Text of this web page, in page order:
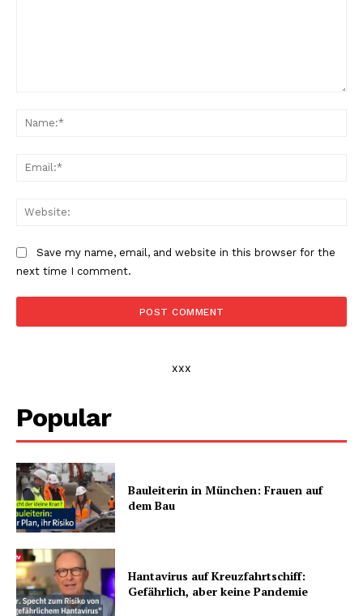
Save my name, email, and website in this browser for the
next time I comment.
xxx
Popular
Bauleiterin in München: Frauen auf
dem Bau
Hantavirus auf Kreuzfahrtschiff:
Gefährlich, aber keine Pandemie